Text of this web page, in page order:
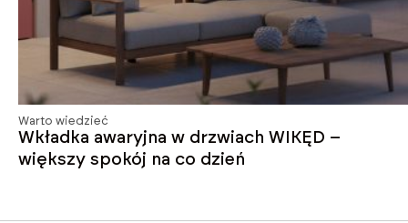
Warto wiedzieć
Wkładka awaryjna w drzwiach WIKĘD –
większy spokój na co dzień